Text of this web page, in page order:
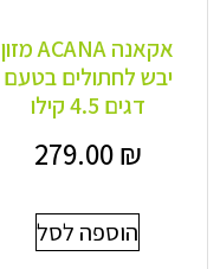
אקאנה ACANA מזון
יבש לחתולים בטעם
דגים 4.5 קילו
279.00₪
הוספה לסל